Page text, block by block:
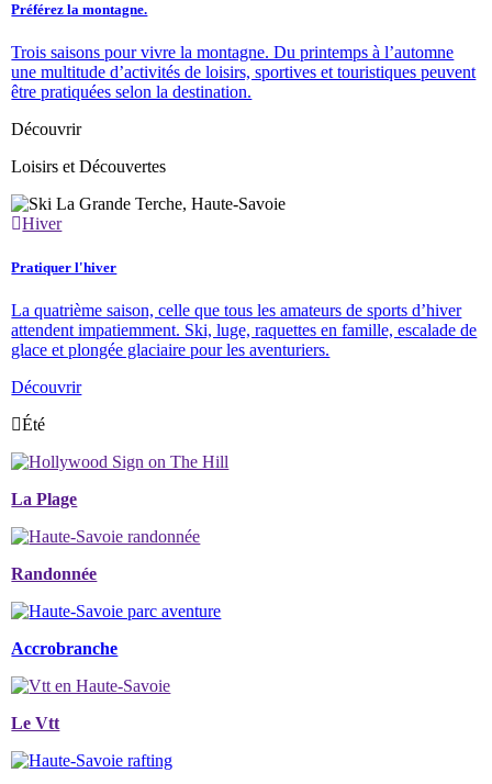
Préférez la montagne.
Trois saisons pour vivre la montagne. Du printemps à l’automne
une multitude d’activités de loisirs, sportives et touristiques peuvent
être pratiquées selon la destination.
Découvrir
Loisirs et Découvertes
Hiver
Pratiquer l'hiver
La quatrième saison, celle que tous les amateurs de sports d’hiver
attendent impatiemment. Ski, luge, raquettes en famille, escalade de
glace et plongée glaciaire pour les aventuriers.
Découvrir
Été
La Plage
Randonnée
Accrobranche
Le Vtt